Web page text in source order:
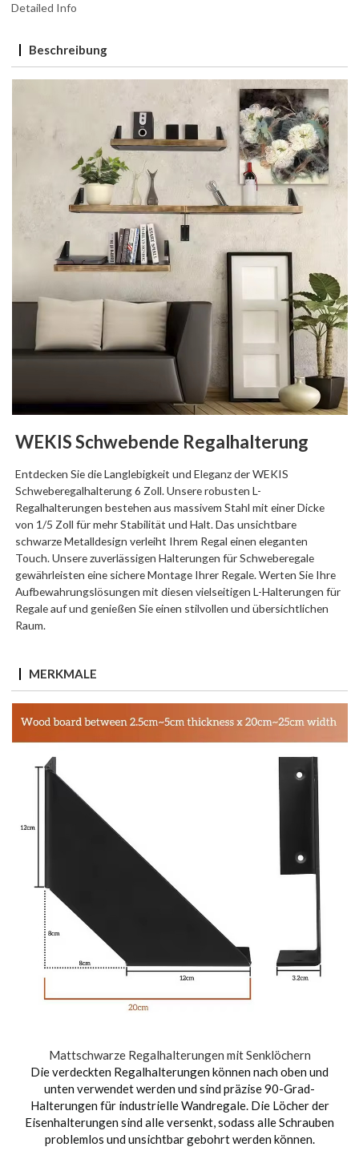
Detailed Info
Beschreibung
WEKIS Schwebende Regalhalterung
Entdecken Sie die Langlebigkeit und Eleganz der WEKIS
Schweberegalhalterung 6 Zoll. Unsere robusten L-
Regalhalterungen bestehen aus massivem Stahl mit einer Dicke
von 1/5 Zoll für mehr Stabilität und Halt. Das unsichtbare
schwarze Metalldesign verleiht Ihrem Regal einen eleganten
Touch. Unsere zuverlässigen Halterungen für Schweberegale
gewährleisten eine sichere Montage Ihrer Regale. Werten Sie Ihre
Aufbewahrungslösungen mit diesen vielseitigen L-Halterungen für
Regale auf und genießen Sie einen stilvollen und übersichtlichen
Raum.
MERKMALE
Mattschwarze Regalhalterungen mit Senklöchern
Die verdeckten Regalhalterungen können nach oben und
unten verwendet werden und sind präzise 90-Grad-
Halterungen für industrielle Wandregale. Die Löcher der
Eisenhalterungen sind alle versenkt, sodass alle Schrauben
problemlos und unsichtbar gebohrt werden können.